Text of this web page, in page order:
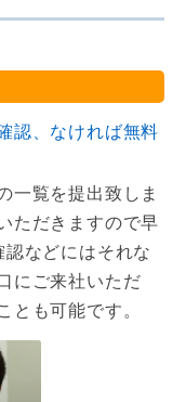
認、なければ無料
一覧を提出致しま
ただきますので早
などにはそれな
にご来社いただ
も可能です。